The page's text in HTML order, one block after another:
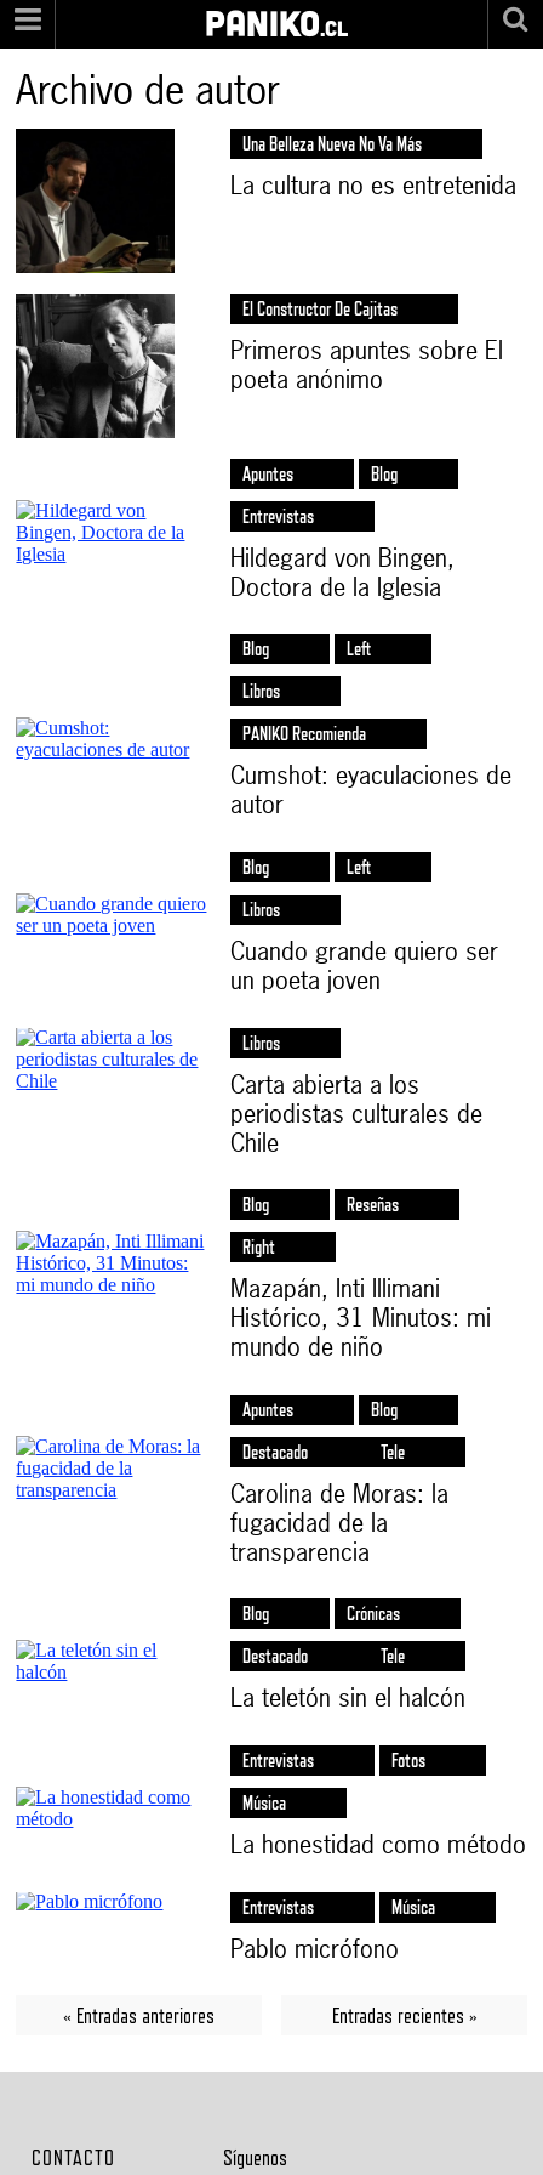
PANIKO.cl
Archivo de autor
Una Belleza Nueva No Va Más
La cultura no es entretenida
El Constructor De Cajitas
Primeros apuntes sobre El
poeta anónimo
Apuntes
Blog
Entrevistas
Hildegard von Bingen,
Doctora de la Iglesia
Blog
Left
Libros
PANIKO Recomienda
Cumshot: eyaculaciones de
autor
Blog
Left
Libros
Cuando grande quiero ser
un poeta joven
Libros
Carta abierta a los
periodistas culturales de
Chile
Blog
Reseñas
Right
Mazapán, Inti Illimani
Histórico, 31 Minutos: mi
mundo de niño
Apuntes
Blog
Destacado
Tele
Carolina de Moras: la
fugacidad de la
transparencia
Blog
Crónicas
Destacado
Tele
La teletón sin el halcón
Entrevistas
Fotos
Música
La honestidad como método
Entrevistas Música
Pablo micrófono
« Entradas anteriores Entradas recientes »
CONTACTO Síguenos